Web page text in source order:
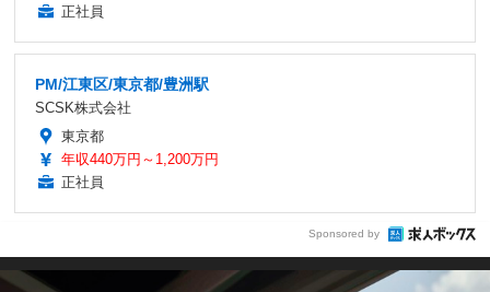
正社員
PM/江東区/東京都/豊洲駅
SCSK株式会社
東京都
年収440万円～1,200万円
正社員
Sponsored by